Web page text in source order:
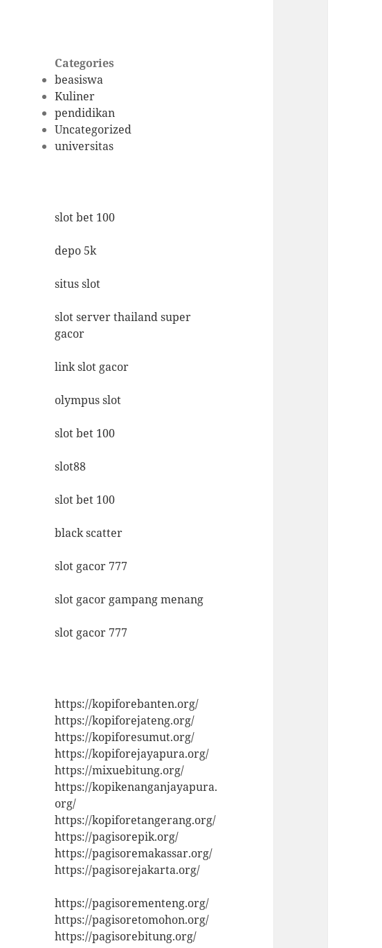
Categories
beasiswa
Kuliner
pendidikan
Uncategorized
universitas
slot bet 100
depo 5k
situs slot
slot server thailand super
gacor
link slot gacor
olympus slot
slot bet 100
slot88
slot bet 100
black scatter
slot gacor 777
slot gacor gampang menang
slot gacor 777
https://kopiforebanten.org/
https://kopiforejateng.org/
https://kopiforesumut.org/
https://kopiforejayapura.org/
https://mixuebitung.org/
https://kopikenanganjayapura.
org/
https://kopiforetangerang.org/
https://pagisorepik.org/
https://pagisoremakassar.org/
https://pagisorejakarta.org/
https://pagisorementeng.org/
https://pagisoretomohon.org/
https://pagisorebitung.org/